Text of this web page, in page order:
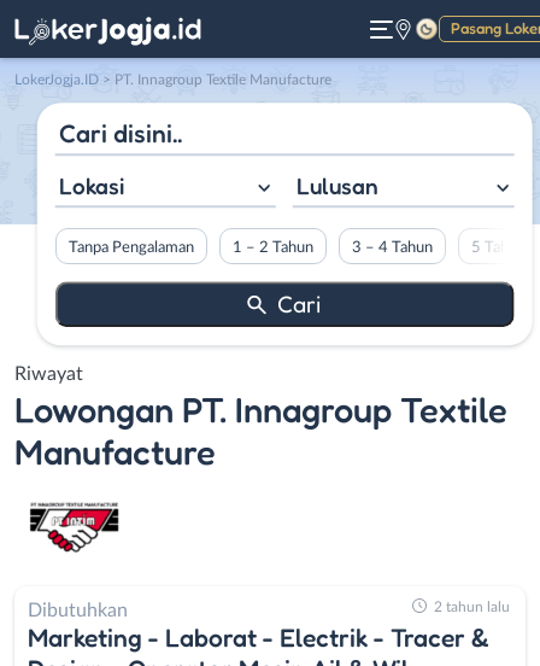
Pasang
Gelap
LokerJogja.ID > PT. Innagroup Textile Manufacture
Lokasi Lulusan
Tanpa Pengalaman 1 – 2 Tahun 3 – 4 Tahun 5 Tahun
Riwayat
Lowongan PT. Innagroup Textile
Manufacture
Dibutuhkan
Marketing - Laborat - Electrik - Tracer &
2 tahun lalu